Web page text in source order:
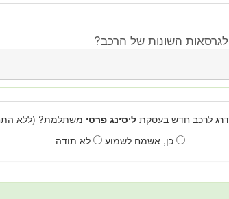
לגרסאות השונות של הרכב?
לרכב חדש בעסקתליסינג פרטי משתלמת? (ללא
כן, אשמח לשמוע
לא תודה